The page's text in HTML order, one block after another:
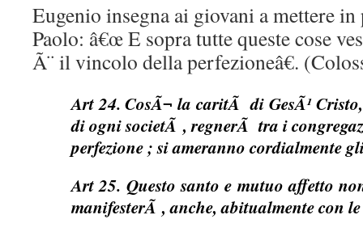
Eugenio insegna ai giovani a mettere
Paolo: â€œ E sopra tutte queste cose
Ã¨ il vincolo della perfezioneâ€.
Art 24. CosÃ¬ la caritÃ di GesÃ¹
di ogni societÃ , regnerÃ tra i
perfezione ; si ameranno cordialmente
Art 25. Questo santo e mutuo affetto
manifesterÃ , anche, abitualmente con